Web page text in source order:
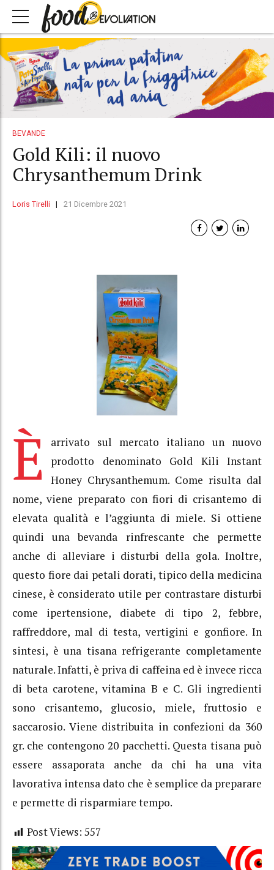
BEVANDE
Gold Kili: il nuovo
Chrysanthemum Drink
Loris Tirelli 21 Dicembre 2021
È
arrivato sul mercato italiano un nuovo
prodotto denominato Gold Kili Instant
Honey Chrysanthemum. Come risulta dal
nome, viene preparato con fiori di crisantemo di
elevata qualità e l’aggiunta di miele. Si ottiene
quindi una bevanda rinfrescante che permette
anche di alleviare i disturbi della gola. Inoltre,
questo fiore dai petali dorati, tipico della medicina
cinese, è considerato utile per contrastare disturbi
come ipertensione, diabete di tipo 2, febbre,
raffreddore, mal di testa, vertigini e gonfiore. In
sintesi, è una tisana refrigerante completamente
naturale. Infatti, è priva di caffeina ed è invece ricca
di beta carotene, vitamina B e C. Gli ingredienti
sono crisantemo, glucosio, miele, fruttosio e
saccarosio. Viene distribuita in confezioni da 360
gr. che contengono 20 pacchetti. Questa tisana può
essere assaporata anche da chi ha una vita
lavorativa intensa dato che è semplice da preparare
e permette di risparmiare tempo.
Post Views: 557